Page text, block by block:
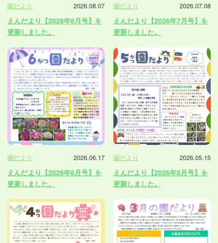
園だより 2026.08.07
えんだより【2026年8月号】を
更新しました。
園だより 2026.07.08
えんだより【2026年7月号】を
更新しました。
園だより 2026.06.17
えんだより【2026年6月号】を
更新しました。
園だより 2026.05.15
えんだより【2026年5月号】を
更新しました。